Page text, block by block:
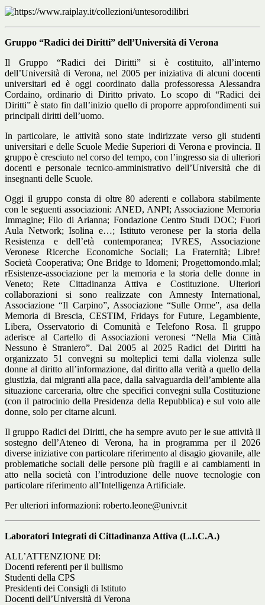
Gruppo “Radici dei Diritti” dell’Università di Verona
Il Gruppo “Radici dei Diritti” si è costituito, all’interno
dell’Università di Verona, nel 2005 per iniziativa di alcuni docenti
universitari ed è oggi coordinato dalla professoressa Alessandra
Cordaino, ordinario di Diritto privato. Lo scopo di “Radici dei
Diritti” è stato fin dall’inizio quello di proporre approfondimenti sui
principali diritti dell’uomo.
In particolare, le attività sono state indirizzate verso gli studenti
universitari e delle Scuole Medie Superiori di Verona e provincia. Il
gruppo è cresciuto nel corso del tempo, con l’ingresso sia di ulteriori
docenti e personale tecnico-amministrativo dell’Università che di
insegnanti delle Scuole.
Oggi il gruppo consta di oltre 80 aderenti e collabora stabilmente
con le seguenti associazioni: ANED, ANPI; Associazione Memoria
Immagine; Filo di Arianna; Fondazione Centro Studi DOC; Fuori
Aula Network; Isolina e…; Istituto veronese per la storia della
Resistenza e dell’età contemporanea; IVRES, Associazione
Veronese Ricerche Economiche Sociali; La Fraternità; Libre!
Società Cooperativa; One Bridge to Idomeni; Progettomondo.mlal;
rEsistenze-associazione per la memoria e la storia delle donne in
Veneto; Rete Cittadinanza Attiva e Costituzione. Ulteriori
collaborazioni si sono realizzate con Amnesty International,
Associazione “Il Carpino”, Associazione “Sulle Orme”, asa della
Memoria di Brescia, CESTIM, Fridays for Future, Legambiente,
Libera, Osservatorio di Comunità e Telefono Rosa. Il gruppo
aderisce al Cartello di Associazioni veronesi “Nella Mia Città
Nessuno è Straniero”. Dal 2005 al 2025 Radici dei Diritti ha
organizzato 51 convegni su molteplici temi dalla violenza sulle
donne al diritto all’informazione, dal diritto alla verità a quello della
giustizia, dai migranti alla pace, dalla salvaguardia dell’ambiente alla
situazione carceraria, oltre che specifici convegni sulla Costituzione
(con il patrocinio della Presidenza della Repubblica) e sul voto alle
donne, solo per citarne alcuni.
Il gruppo Radici dei Diritti, che ha sempre avuto per le sue attività il
sostegno dell’Ateneo di Verona, ha in programma per il 2026
diverse iniziative con particolare riferimento al disagio giovanile, alle
problematiche sociali delle persone più fragili e ai cambiamenti in
atto nella società con l’introduzione delle nuove tecnologie con
particolare riferimento all’Intelligenza Artificiale.
Per ulteriori informazioni: roberto.leone@univr.it
Laboratori Integrati di Cittadinanza Attiva (L.I.C.A.)
ALL’ATTENZIONE DI:
Docenti referenti per il bullismo
Studenti della CPS
Presidenti dei Consigli di Istituto
Docenti dell’Università di Verona